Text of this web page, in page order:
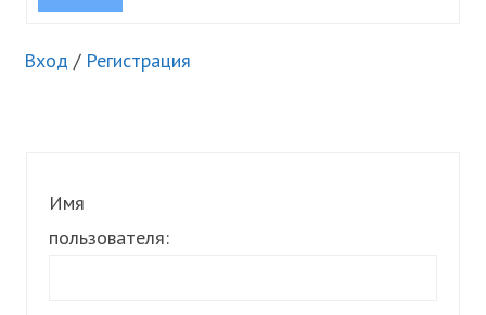
Вход / Регистрация
Имя
пользователя: